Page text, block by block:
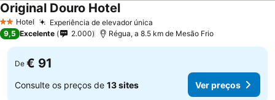
2 Estrelas
Hotel Experiência de elevador única
Original Douro Hotel
9,5 Excelente 2.000 Régua, a 8.5 km de Mesão Frio
De € 91
Consulte os preços de 13 sites Ver preços